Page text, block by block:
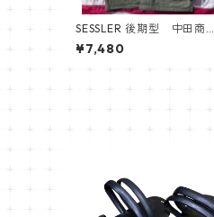
SESSLER 後期型 中田商店
セスラー ジャングルファテ
ィーグ ジャケット JUNGLE
FATIGUE JACKET
¥7,480